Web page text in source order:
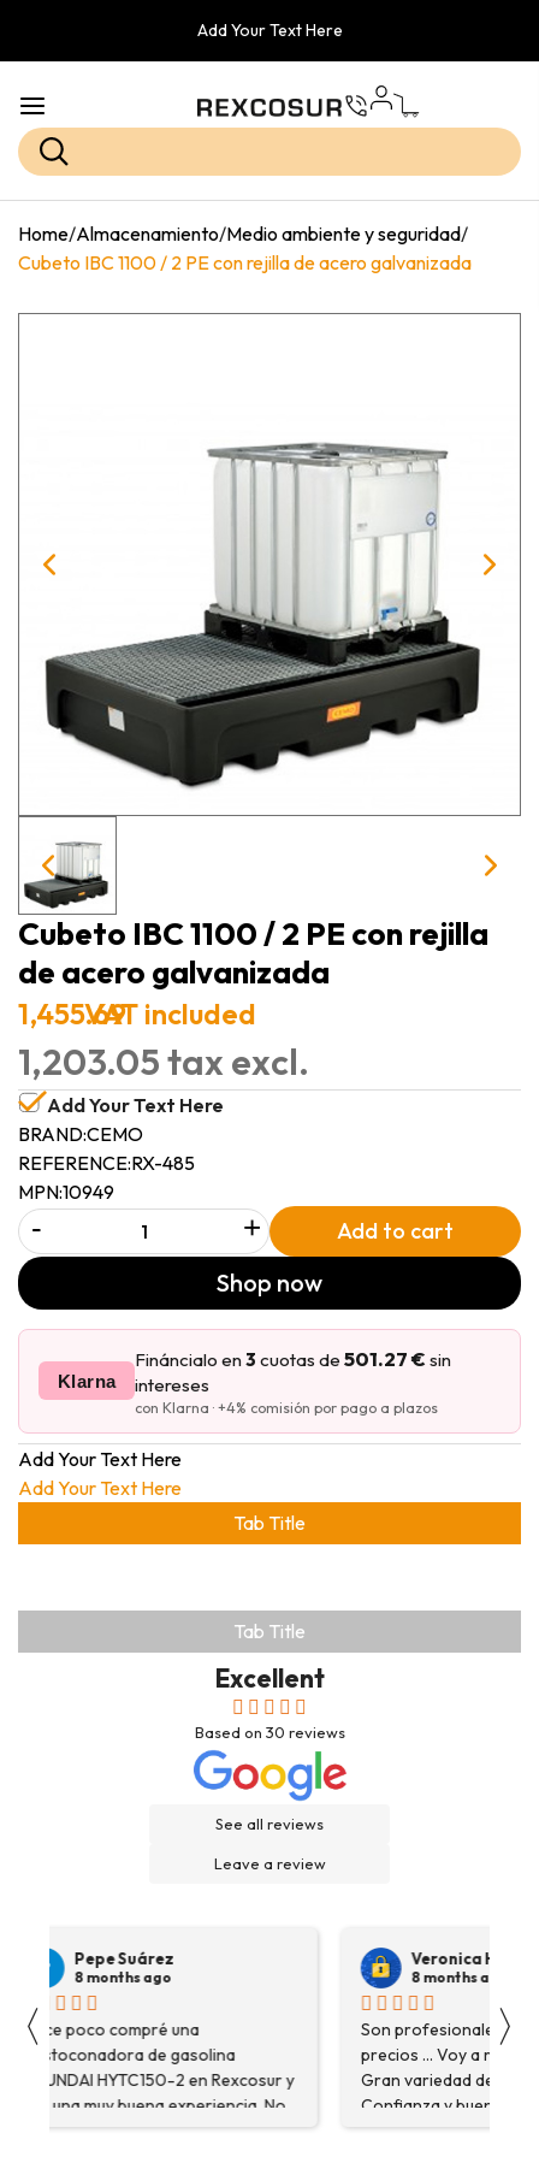
Add Your Text Here
Home/Almacenamiento/Medio ambiente y seguridad/
Cubeto IBC 1100 / 2 PE con rejilla de acero galvanizada
Cubeto IBC 1100 / 2 PE con rejilla
de acero galvanizada
1,455.69VAT included
1,203.05 tax excl.
Add Your Text Here
BRAND:CEMO
REFERENCE:RX-485
MPN:10949
- + Add to cart
Shop now
Klarna
Fináncialo en3 cuotas de 501.27 € sin
intereses
con Klarna · +4% comisión por pago a plazos
Add Your Text Here
Add Your Text Here
Tab Title
Tab Title
Excellent
Based on 30 reviews
See all reviews
Leave a review
〈
Pepe Suárez
8 months ago
Hace poco compré una
destoconadora de gasolina
HYUNDAI HYTC150-2 en Rexcosur y
fue una muy buena experiencia. No
solo me encontré el producto que
Veronica Hidalgo
8 months ago
Son profesionales ,
precios ... Voy a repetir
Gran variedad de
Confianza y buen servicio.
〉